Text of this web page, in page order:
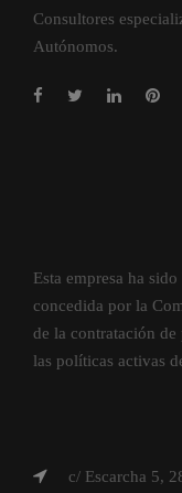
Consultores
Autónomos.
Esta empresa ha
concedida por la
de la contratación de
las políticas activas
c/ Escarcha 5,